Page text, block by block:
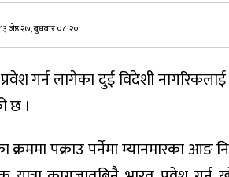
जेष्ठ २७, बुधबार ०८:२०
गर्न लागेका दुई विदेशी
छ ।
क्रममा पक्राउ पर्नेमा म्यानमारका आङ